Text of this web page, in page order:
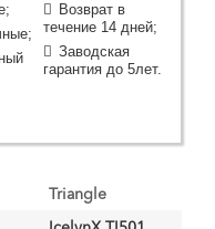
Возврат в
течение 14 дней;
Заводская
гарантия до 5лет.
Triangle